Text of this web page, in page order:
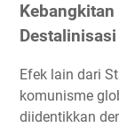
Destalinisasi
Efek lain dari
komunisme
diidentikkan